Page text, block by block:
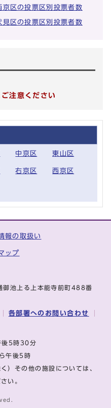
区の投票区別投票者数
区の投票区別投票者数
注意ください
中京区 東山区
右京区 西京区
報の取扱い
ップ
池上る上本能寺前町488番
各部署へのお問い合わせ
後5時30分
ら午後5時
）その他の施設については、
い。